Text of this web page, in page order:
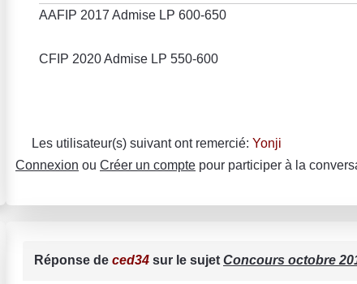
AAFIP 2017 Admise LP 600-650
CFIP 2020 Admise LP 550-600
Les utilisateur(s) suivant ont remercié: Yonji
Connexion ou Créer un compte pour participer à la
Réponse de ced34 sur le sujet Concours octobre